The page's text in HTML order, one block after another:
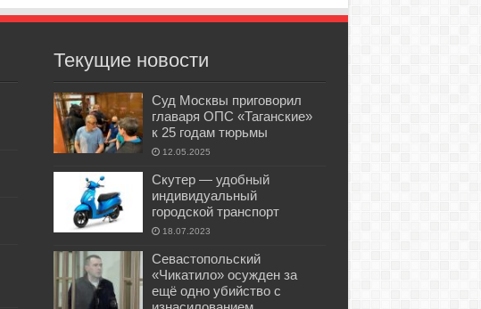
Текущие новости
Суд Москвы приговорил
главаря ОПС «Таганские»
к 25 годам тюрьмы
12.05.2025
Скутер — удобный
индивидуальный
городской транспорт
18.07.2023
Севастопольский
«Чикатило» осужден за
ещё одно убийство с